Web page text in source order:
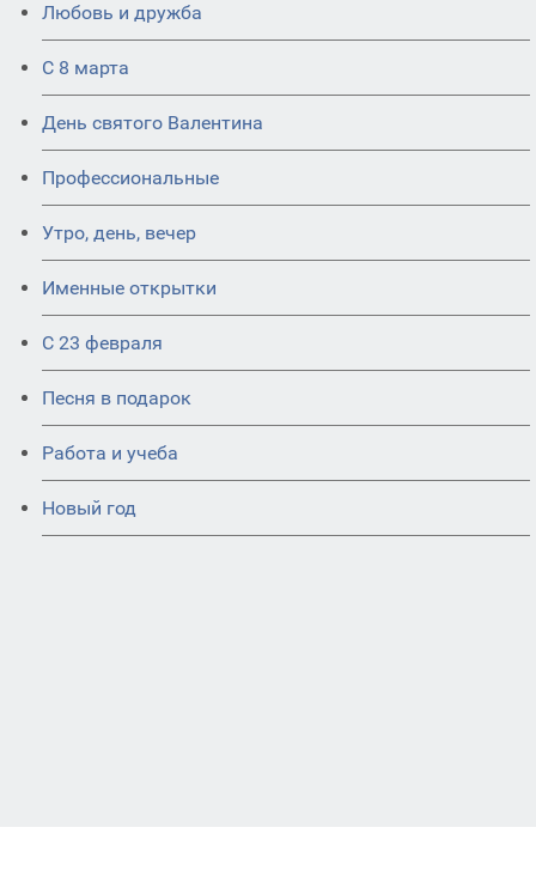
Любовь и дружба
С 8 марта
День святого Валентина
Профессиональные
Утро, день, вечер
Именные открытки
С 23 февраля
Песня в подарок
Работа и учеба
Новый год